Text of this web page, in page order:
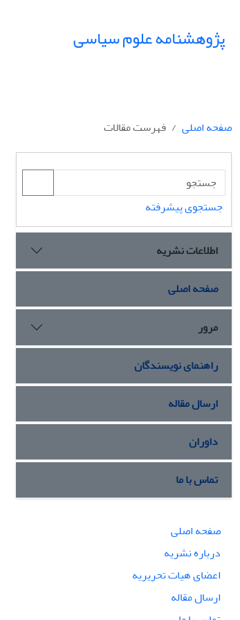
پژوهشنامه علوم سیاسی
صفحه اصلی
فهرست مقالات
جستجوی پیشرفته
اطلاعات نشریه
صفحه اصلی
مرور
راهنمای نویسندگان
ارسال مقاله
داوران
تماس با ما
صفحه اصلی
درباره نشریه
اعضای هیات تحریریه
ارسال مقاله